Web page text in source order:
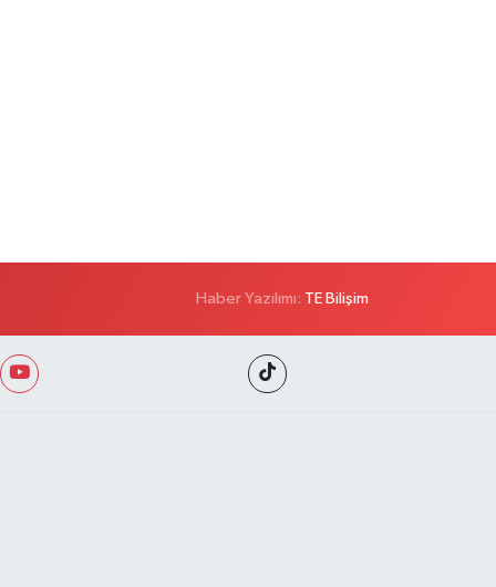
Haber Yazılımı: TE Bilişim